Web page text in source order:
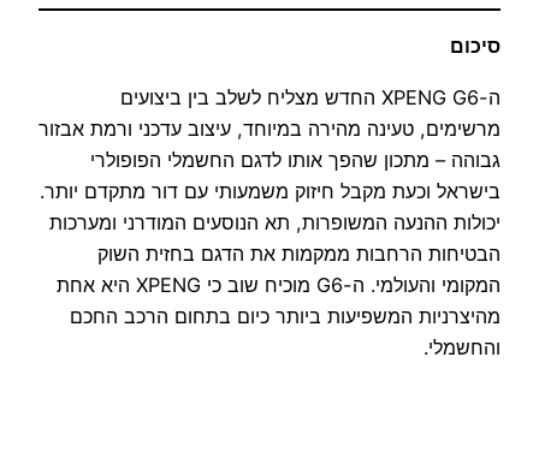
סיכום
ה-XPENG G6 החדש מצליח לשלב בין ביצועים
מרשימים, טעינה מהירה במיוחד, עיצוב עדכני ורמת אבזור
גבוהה – מתכון שהפך אותו לדגם החשמלי הפופולרי
בישראל וכעת מקבל חיזוק משמעותי עם דור מתקדם יותר.
יכולות ההנעה המשופרות, תא הנוסעים המודרני ומערכות
הבטיחות הרחבות ממקמות את הדגם בחזית השוק
המקומי והעולמי. ה-G6 מוכיח שוב כי XPENG היא אחת
מהיצרניות המשפיעות ביותר כיום בתחום הרכב החכם
והחשמלי.